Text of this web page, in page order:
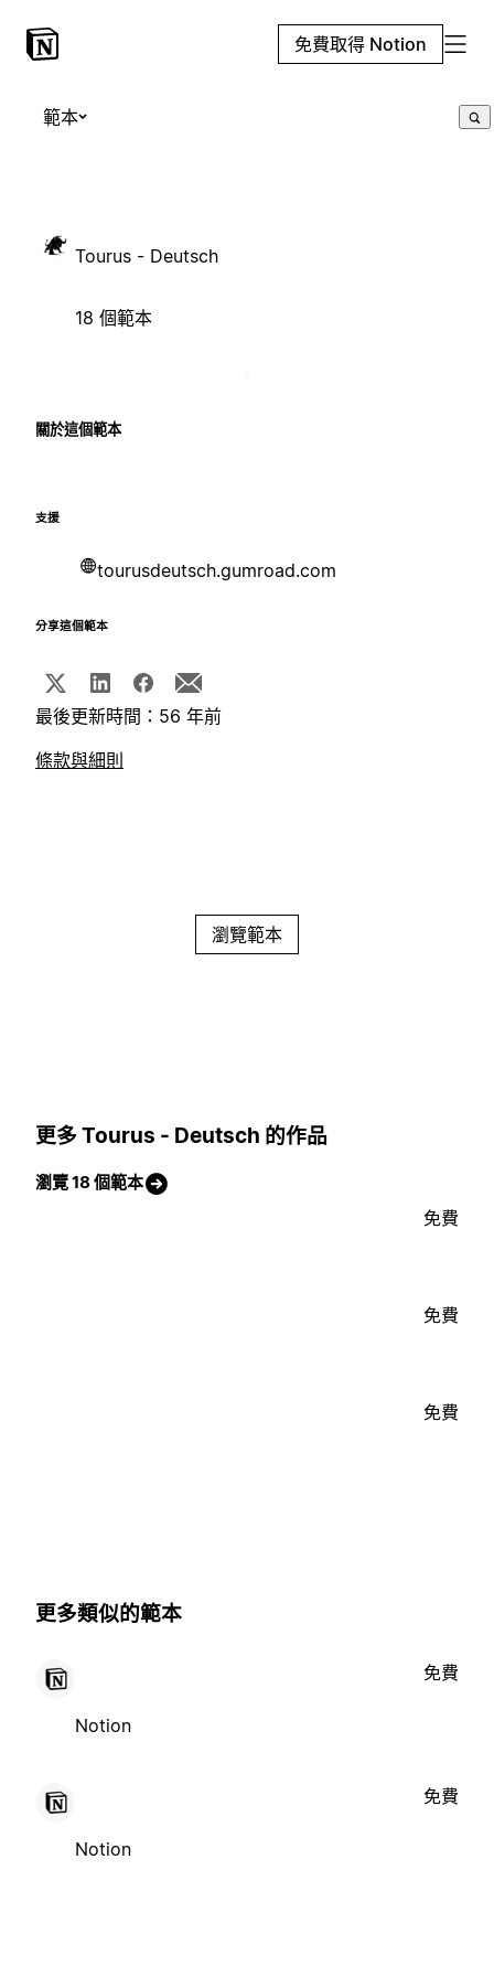
免費取得 Notion
範本
Tourus - Deutsch
18 個範本
關於這個範本
支援
tourusdeutsch.gumroad.com
分享這個範本
最後更新時間：56 年前
條款與細則
瀏覽範本
更多 Tourus - Deutsch 的作品
瀏覽 18 個範本
免費
免費
免費
更多類似的範本
Notion
免費
Notion
免費